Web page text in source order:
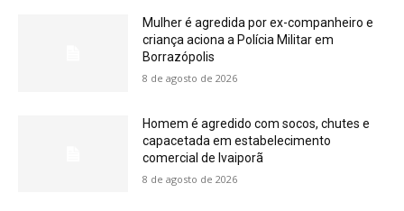
Mulher é agredida por ex-companheiro e
criança aciona a Polícia Militar em
Borrazópolis
8 de agosto de 2026
Homem é agredido com socos, chutes e
capacetada em estabelecimento
comercial de Ivaiporã
8 de agosto de 2026